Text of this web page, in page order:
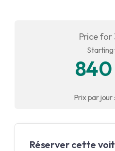
Price for
Starting
840
Prix par jour :
Réserver cette